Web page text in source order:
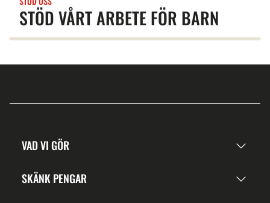
STÖD VÅRT ARBETE FÖR BARN
VAD VI GÖR
SKÄNK PENGAR